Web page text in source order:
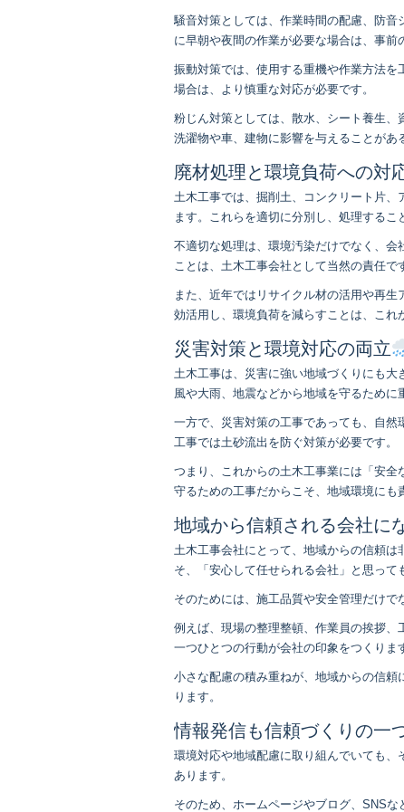
騒音対策としては、作業時間の配慮、防
に早朝や夜間の作業が必要な場合は、事前
振動対策では、使用する重機や作業方法
場合は、より慎重な対応が必要です。
粉じん対策としては、散水、シート養生
洗濯物や車、建物に影響を与えることがあ
廃材処理と環境負荷への対
土木工事では、掘削土、コンクリート片
ます。これらを適切に分別し、処理するこ
不適切な処理は、環境汚染だけでなく、
ことは、土木工事会社として当然の責任で
また、近年ではリサイクル材の活用や再
効活用し、環境負荷を減らすことは、これ
災害対策と環境対応の両立
土木工事は、災害に強い地域づくりにも
風や大雨、地震などから地域を守るために
一方で、災害対策の工事であっても、自
工事では土砂流出を防ぐ対策が必要です。
つまり、これからの土木工事業には「安
守るための工事だからこそ、地域環境にも
地域から信頼される会社に
土木工事会社にとって、地域からの信頼
そ、「安心して任せられる会社」と思って
そのためには、施工品質や安全管理だけで
例えば、現場の整理整頓、作業員の挨拶、
一つひとつの行動が会社の印象をつくりま
小さな配慮の積み重ねが、地域からの信
ります。
情報発信も信頼づくりの一
環境対応や地域配慮に取り組んでいても
あります。
そのため、ホームページやブログ、SNS